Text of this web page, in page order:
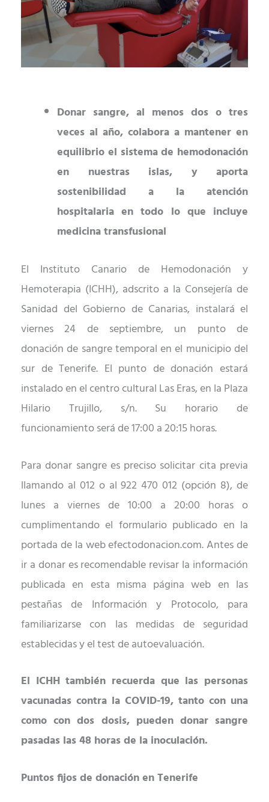
Donar sangre, al menos dos o tres
veces al año, colabora a mantener en
equilibrio el sistema de hemodonación
en nuestras islas, y aporta
sostenibilidad a la atención
hospitalaria en todo lo que incluye
medicina transfusional
El Instituto Canario de Hemodonación y
Hemoterapia (ICHH), adscrito a la Consejería de
Sanidad del Gobierno de Canarias, instalará el
viernes 24 de septiembre, un punto de
donaciónde sangre temporalen el municipio del
sur de Tenerife. El punto de donaciónestará
instalado en el centro cultural Las Eras, en la Plaza
Hilario Trujillo, s/n. Su horariode
funcionamientoserá de 17:00 a 20:15 horas.
Para donar sangre es preciso solicitar cita previa
llamando al 012 o al 922 470 012 (opción 8), de
lunes a viernes de 10:00 a 20:00 horas o
cumplimentando el formulario publicado en la
portada de la webefectodonacion.com.Antes de
ir a donar es recomendable revisar la información
publicada en esta misma página web en las
pestañas de Información y Protocolo, para
familiarizarse con las medidas de seguridad
establecidas y el test de autoevaluación.
El ICHH también recuerda que las personas
vacunadas contra la COVID-19, tanto con una
como con dos dosis, pueden donar sangre
pasadas las 48 horas de la inoculación.
Puntos fijos de donación en Tenerife